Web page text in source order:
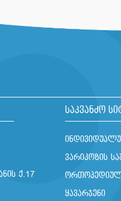
ქ.17
საკვანძო
ვარიკოზის
ყავარჯენი